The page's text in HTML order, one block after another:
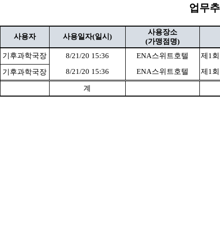
업무
사용자 사용일자(일시)
사용장소
(가맹점명)
기후과학국장
8/21/20 15:36 ENA스위트호텔 제1
기후과학국장 8/21/20 15:36 ENA스위트호텔 제1
계